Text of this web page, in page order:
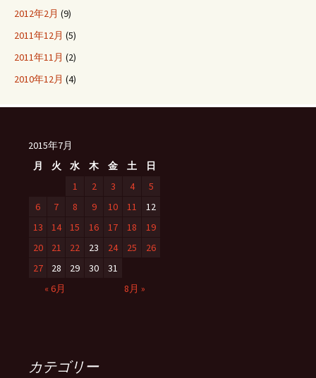
2012年2月 (9)
2011年12月 (5)
2011年11月 (2)
2010年12月 (4)
2015年7月
月
火 水 木 金 土
日
1
2 3 4
5
6
7 8 9 10 11
12
13
14 15 16 17 18
19
20
21 22 23 24 25
26
27
28 29 30
31
« 6月
8月 »
カテゴリー